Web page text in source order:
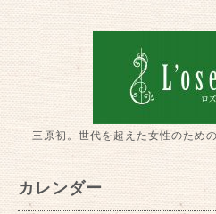
三原初。世代を超えた女性のため
カレンダー